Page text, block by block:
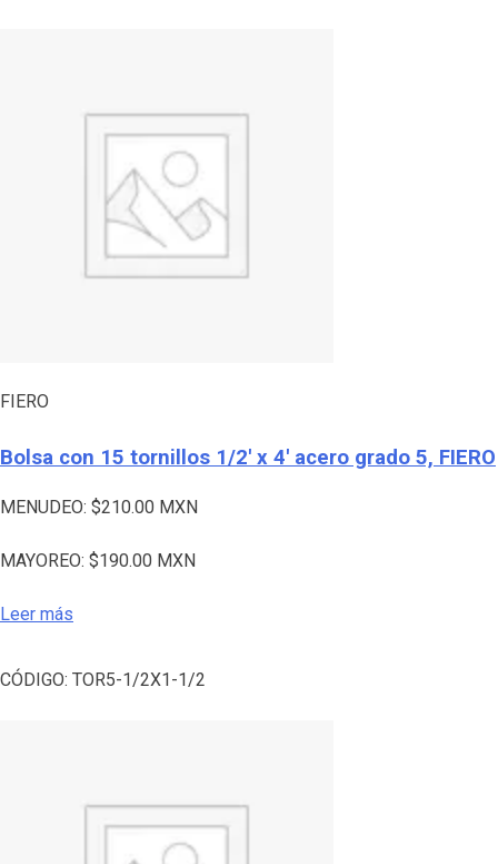
FIERO
Bolsa con 15 tornillos 1/2′ x 4′ acero grado 5, FIERO
MENUDEO: $210.00 MXN
MAYOREO: $190.00 MXN
Leer más
CÓDIGO: TOR5-1/2X1-1/2